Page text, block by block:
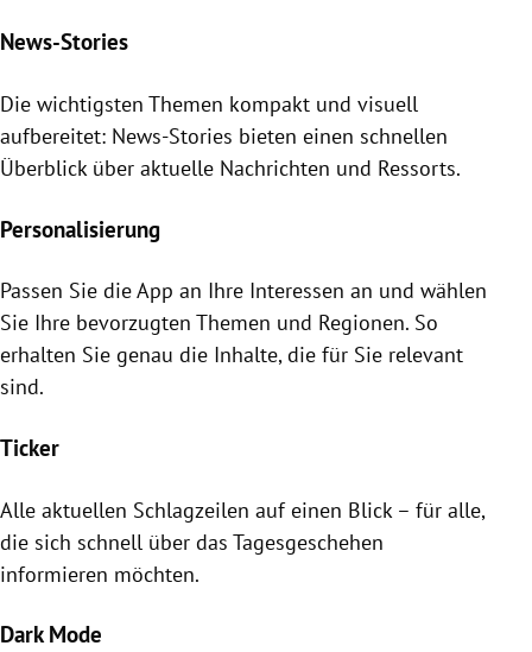
News-Stories
Die wichtigsten Themen kompakt und visuell
aufbereitet: News-Stories bieten einen schnellen
Überblick über aktuelle Nachrichten und Ressorts.
Personalisierung
Passen Sie die App an Ihre Interessen an und wählen
Sie Ihre bevorzugten Themen und Regionen. So
erhalten Sie genau die Inhalte, die für Sie relevant
sind.
Ticker
Alle aktuellen Schlagzeilen auf einen Blick – für alle,
die sich schnell über das Tagesgeschehen
informieren möchten.
Dark Mode